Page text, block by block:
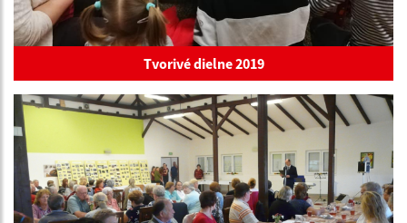
Tvorivé dielne 2019